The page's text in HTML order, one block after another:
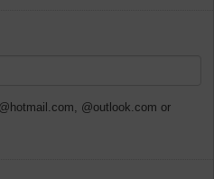
@outlook.com or